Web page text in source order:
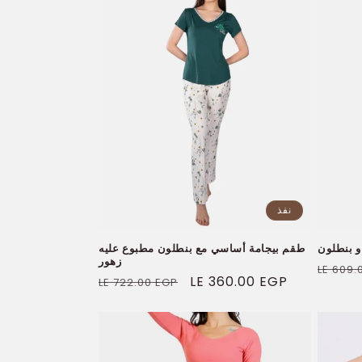
نفذ
طقم بيجامة أساسي مع بنطلون مطبوع عليه
زهور
السعر
LE 722.00 EGP
سعر
LE 360.00 EGP
بنطلون
السعر
LE